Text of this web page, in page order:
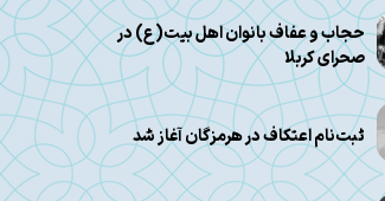
حجاب و عفاف بانوان اهل بیت(ع) در
صحرای کربلا
ثبت‌نام اعتکاف در هرمزگان آغاز شد